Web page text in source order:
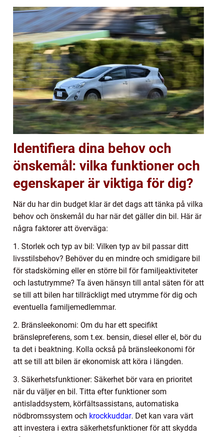
Identifiera dina behov och
önskemål: vilka funktioner och
egenskaper är viktiga för dig?
När du har din budget klar är det dags att tänka på vilka
behov och önskemål du har när det gäller din bil. Här är
några faktorer att överväga:
1. Storlek och typ av bil: Vilken typ av bil passar ditt
livsstilsbehov? Behöver du en mindre och smidigare bil
för stadskörning eller en större bil för familjeaktiviteter
och lastutrymme? Ta även hänsyn till antal säten för att
se till att bilen har tillräckligt med utrymme för dig och
eventuella familjemedlemmar.
2. Bränsleekonomi: Om du har ett specifikt
bränslepreferens, som t.ex. bensin, diesel eller el, bör du
ta det i beaktning. Kolla också på bränsleekonomi för
att se till att bilen är ekonomisk att köra i längden.
3. Säkerhetsfunktioner: Säkerhet bör vara en prioritet
när du väljer en bil. Titta efter funktioner som
antisladdsystem, körfältsassistans, automatiska
nödbromssystem och krockkuddar. Det kan vara värt
att investera i extra säkerhetsfunktioner för att skydda